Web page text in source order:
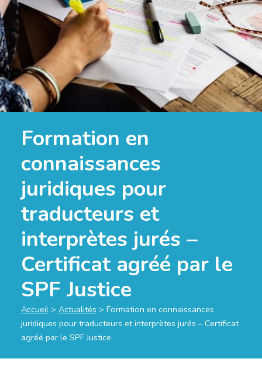
Formation en
connaissances
juridiques pour
traducteurs et
interprètes jurés –
Certificat agréé par le
SPF Justice
Accueil > Actualités > Formation en connaissances
juridiques pour traducteurs et interprètes jurés – Certificat
agréé par le SPF Justice